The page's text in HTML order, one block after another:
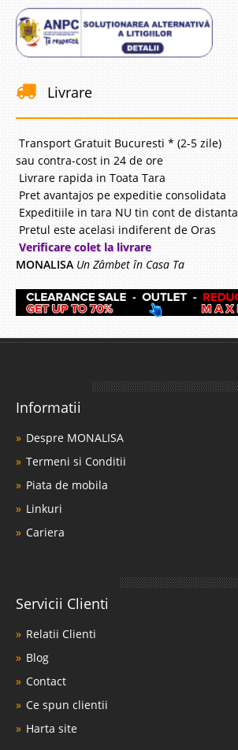
Livrare
Transport Gratuit Bucuresti * (2-5 zile)
sau contra-cost in 24 de ore
Livrare rapida in Toata Tara
Pret avantajos pe expeditie consolidata
Expeditiile in tara NU tin cont de distanta
Pretul este acelasi indiferent de Oras
Verificare colet la livrare
MONALISA Un Zâmbet în Casa Ta
Informatii
Despre MONALISA
Termeni si Conditii
Piata de mobila
Linkuri
Cariera
Servicii Clienti
Relatii Clienti
Blog
Contact
Ce spun clientii
Harta site